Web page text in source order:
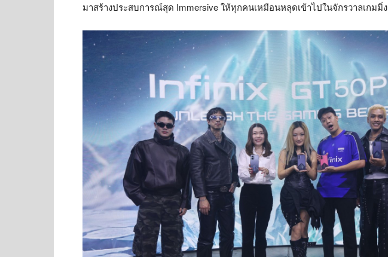
มาสร้างประสบการณ์สุด Immersive ให้ทุกคนเหมือนหลุดเข้าไปในจักรวาลเกมมิ่ง